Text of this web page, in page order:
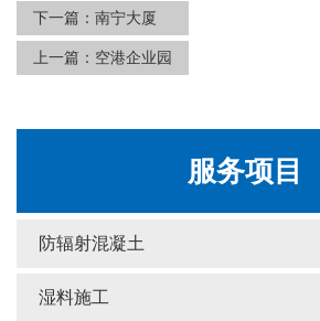
服务项目
防辐射混凝土
湿料施工
下一篇： 南宁大厦
上一篇： 空港企业园